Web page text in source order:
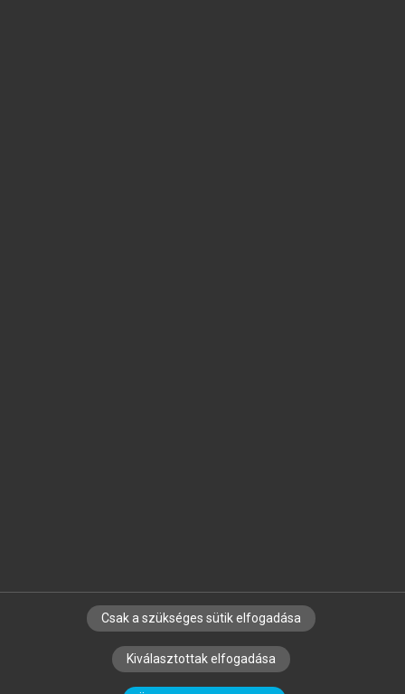
SZERZŐKNEK CÉGEKNEK KÖNYVTÁROSOKNAK
SZERKESZTÉSI ÉS LEKTORÁLÁSI ALAPELVEK
Csak a szükséges sütik elfogadása
Kiválasztottak elfogadása